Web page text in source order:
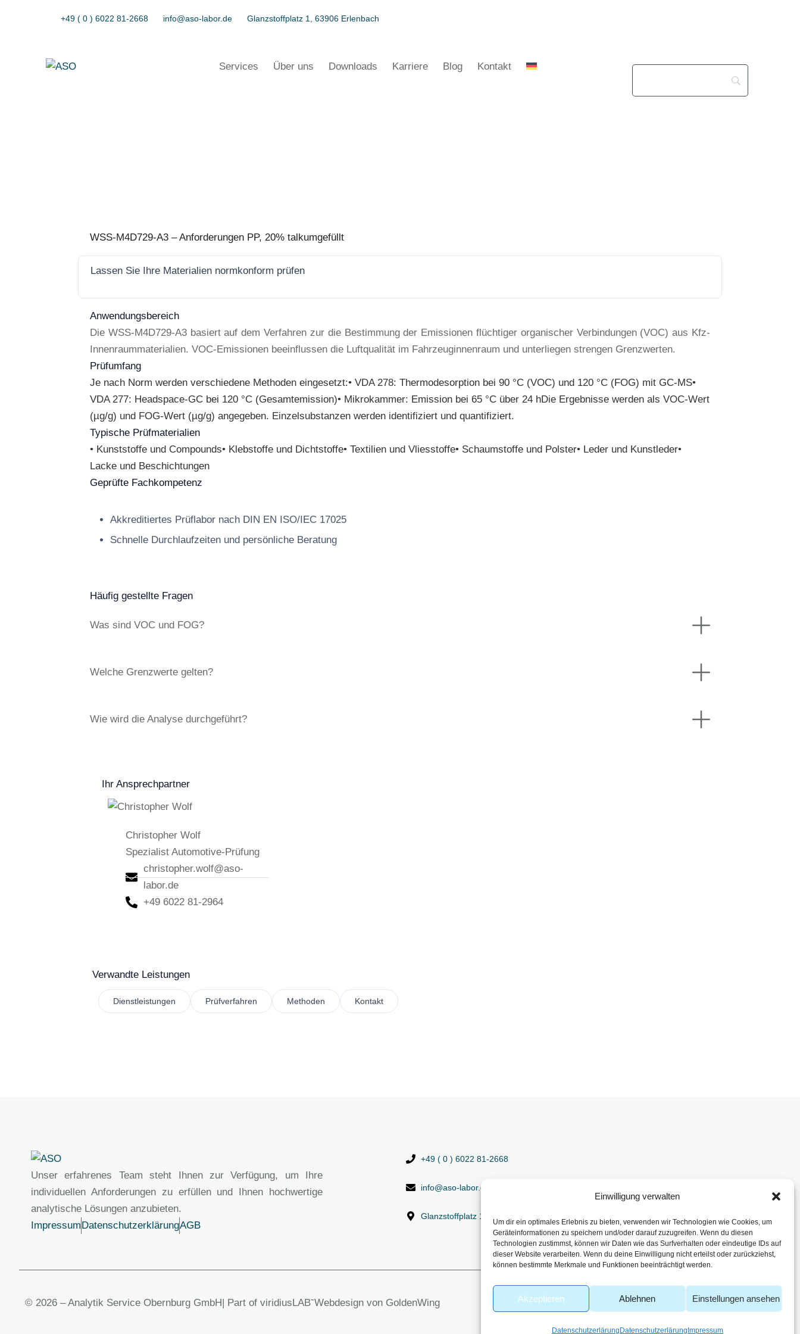
Einwilligung verwalten
Um dir ein optimales Erlebnis zu bieten, verwenden wir Technologien wie Cookies, um
Geräteinformationen zu speichern und/oder darauf zuzugreifen. Wenn du diesen
Technologien zustimmst, können wir Daten wie das Surfverhalten oder eindeutige IDs auf
dieser Website verarbeiten. Wenn du deine Einwilligung nicht erteilst oder zurückziehst,
können bestimmte Merkmale und Funktionen beeinträchtigt werden.
Akzeptieren Ablehnen Einstellungen ansehen
Datenschutzerlärung Datenschutzerlärung Impressum
+49 ( 0 ) 6022 81-2668 info@aso-labor.de Glanzstoffplatz 1, 63906 Erlenbach
Services Über uns Downloads Karriere Blog Kontakt
WSS-M4D729-A3 – Anforderungen PP, 20% talkumgefüllt
Lassen Sie Ihre Materialien normkonform prüfen
Anwendungsbereich
Die WSS-M4D729-A3 basiert auf dem Verfahren zur die Bestimmung der Emissionen flüchtiger organischer Verbindungen (VOC) aus Kfz-
Innenraummaterialien. VOC-Emissionen beeinflussen die Luftqualität im Fahrzeuginnenraum und unterliegen strengen Grenzwerten.
Prüfumfang
Je nach Norm werden verschiedene Methoden eingesetzt:• VDA 278: Thermodesorption bei 90 °C (VOC) und 120 °C (FOG) mit GC-MS•
VDA 277: Headspace-GC bei 120 °C (Gesamtemission)• Mikrokammer: Emission bei 65 °C über 24 hDie Ergebnisse werden als VOC-Wert
(µg/g) und FOG-Wert (µg/g) angegeben. Einzelsubstanzen werden identifiziert und quantifiziert.
Typische Prüfmaterialien
• Kunststoffe und Compounds• Klebstoffe und Dichtstoffe• Textilien und Vliesstoffe• Schaumstoffe und Polster• Leder und Kunstleder•
Lacke und Beschichtungen
Geprüfte Fachkompetenz
Akkreditiertes Prüflabor nach DIN EN ISO/IEC 17025
Schnelle Durchlaufzeiten und persönliche Beratung
Häufig gestellte Fragen
Was sind VOC und FOG?
Welche Grenzwerte gelten?
Wie wird die Analyse durchgeführt?
Ihr Ansprechpartner
Christopher Wolf
Spezialist Automotive-Prüfung
christopher.wolf@aso-
labor.de
+49 6022 81-2964
Verwandte Leistungen
Dienstleistungen Prüfverfahren Methoden Kontakt
Unser erfahrenes Team steht Ihnen zur Verfügung, um Ihre
individuellen Anforderungen zu erfüllen und Ihnen hochwertige
analytische Lösungen anzubieten.
Impressum DatenschutzerklärungAGB
+49 ( 0 ) 6022 81-2668
info@aso-labor.de
Glanzstoffplatz 1, 63906 Erlenbach
© 2026 – Analytik Service Obernburg GmbH | Part of viridiusLAB-Webdesign von GoldenWing